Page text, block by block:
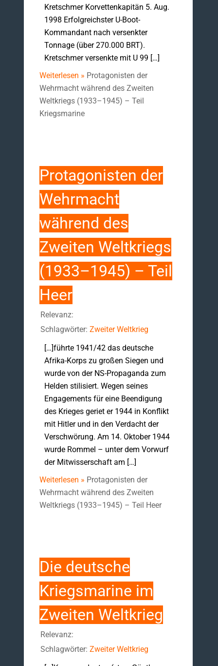
Kretschmer Korvettenkapitän 5. Aug.
1998 Erfolgreichster U-Boot-
Kommandant nach versenkter
Tonnage (über 270.000 BRT).
Kretschmer versenkte mit U 99 […]
Weiterlesen » Protagonisten der
Wehrmacht während des Zweiten
Weltkriegs (1933–1945) – Teil
Kriegsmarine
Protagonisten der
Wehrmacht
während des
Zweiten Weltkriegs
(1933–1945) – Teil
Heer
Relevanz:
Schlagwörter: Zweiter Weltkrieg
[…]führte 1941/42 das deutsche
Afrika-Korps zu großen Siegen und
wurde von der NS-Propaganda zum
Helden stilisiert. Wegen seines
Engagements für eine Beendigung
des Krieges geriet er 1944 in Konflikt
mit Hitler und in den Verdacht der
Verschwörung. Am 14. Oktober 1944
wurde Rommel – unter dem Vorwurf
der Mitwisserschaft am […]
Weiterlesen » Protagonisten der
Wehrmacht während des Zweiten
Weltkriegs (1933–1945) – Teil Heer
Die deutsche
Kriegsmarine im
Zweiten Weltkrieg
Relevanz:
Schlagwörter: Zweiter Weltkrieg